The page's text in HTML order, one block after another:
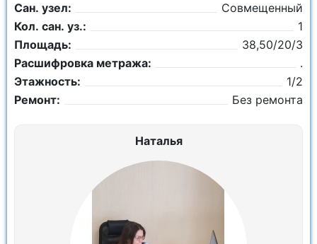
Сан. узел:
Совмещенный
Кол. сан. уз.:
1
Площадь:
38,50/20/3
Расшифровка метража:
.
Этажность:
1/2
Ремонт:
Без ремонта
Наталья